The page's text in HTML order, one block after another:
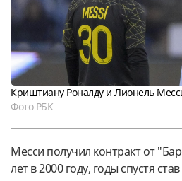
Криштиану Роналду и Лионель
Фото РБК
Месси получил контракт от
лет в 2000 году, годы спустя